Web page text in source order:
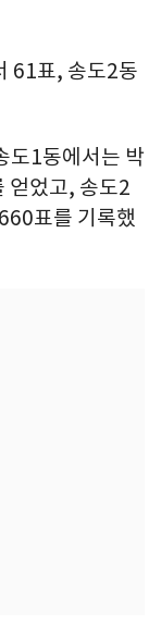
61표, 송도2동
도1동에서는 박
얻었고, 송도2
표를 기록했